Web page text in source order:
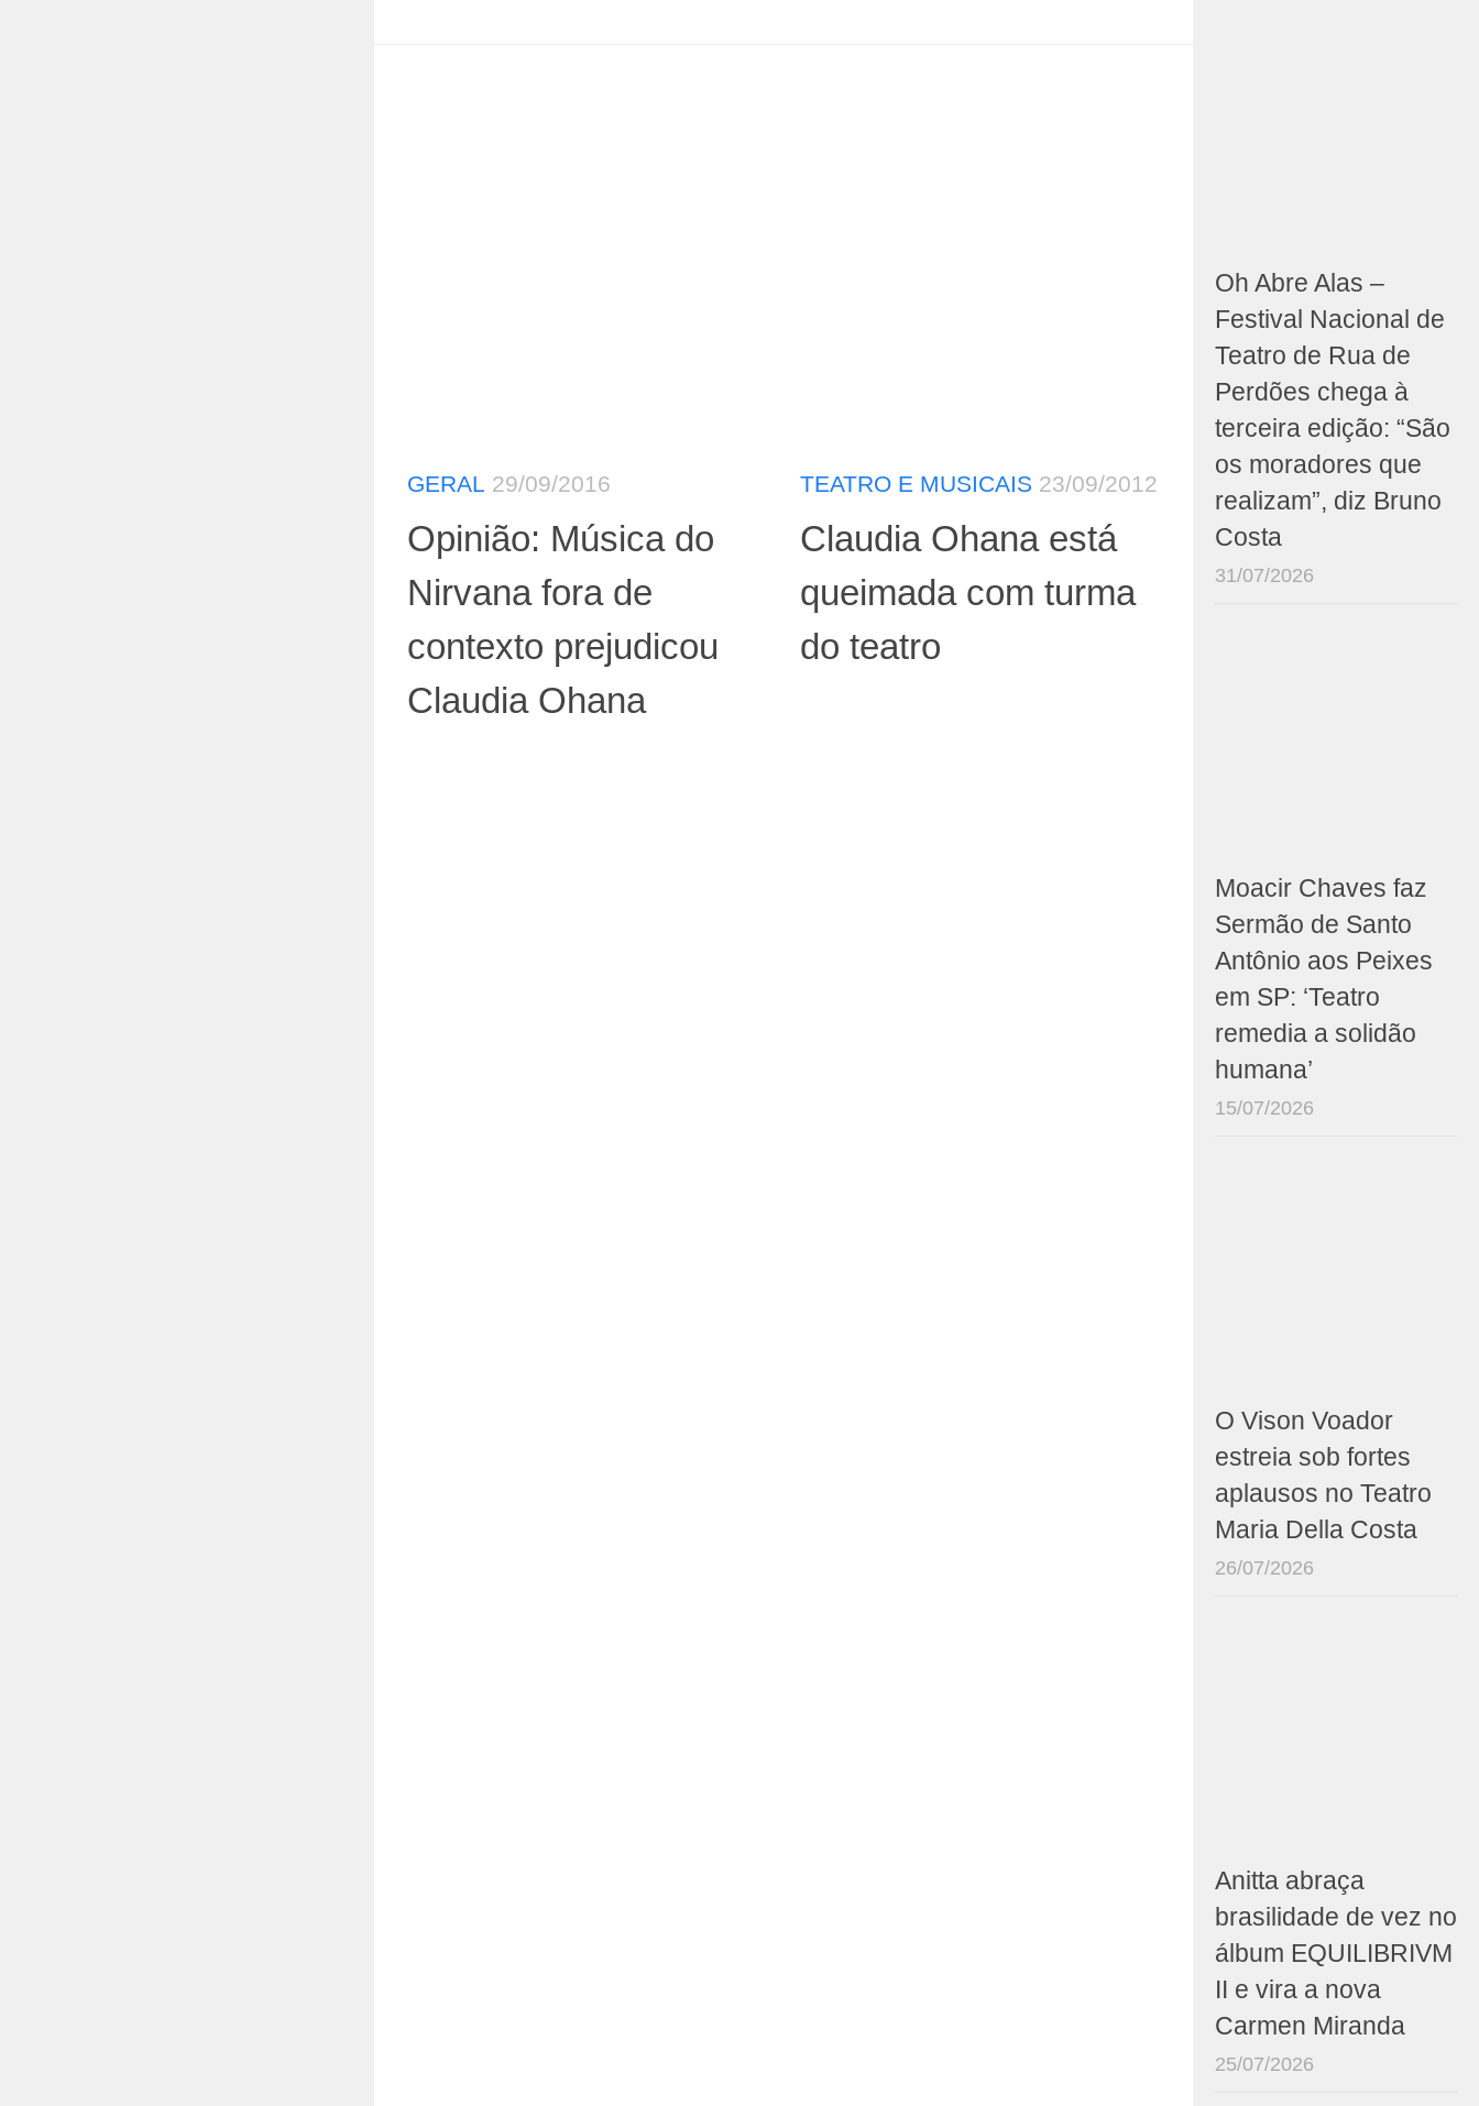
GERAL 29/09/2016
Opinião: Música do
Nirvana fora de
contexto prejudicou
Claudia Ohana
TEATRO E MUSICAIS 23/09/2012
Claudia Ohana está
queimada com turma
do teatro
Oh Abre Alas –
Festival Nacional de
Teatro de Rua de
Perdões chega à
terceira edição: “São
os moradores que
realizam”, diz Bruno
Costa
31/07/2026
Moacir Chaves faz
Sermão de Santo
Antônio aos Peixes
em SP: ‘Teatro
remedia a solidão
humana’
15/07/2026
O Vison Voador
estreia sob fortes
aplausos no Teatro
Maria Della Costa
26/07/2026
Anitta abraça
brasilidade de vez no
álbum EQUILIBRIVM
II e vira a nova
Carmen Miranda
25/07/2026